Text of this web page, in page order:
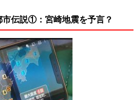
伝説①：宮崎地震を予言？